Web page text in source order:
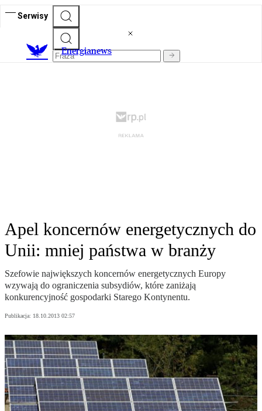
Serwisy
Energianews
Apel koncernów energetycznych do
Unii: mniej państwa w branży
Szefowie największych koncernów energetycznych Europy
wzywają do ograniczenia subsydiów, które zaniżają
konkurencyjność gospodarki Starego Kontynentu.
Publikacja: 18.10.2013 02:57